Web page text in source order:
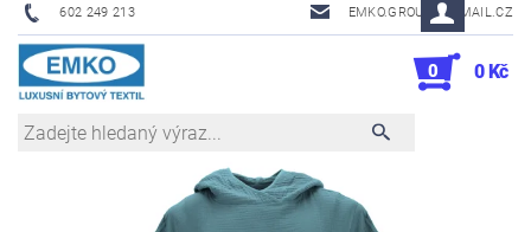
602 249 213 EMKO.GROUSL@EMAIL.CZ
0 0 Kč